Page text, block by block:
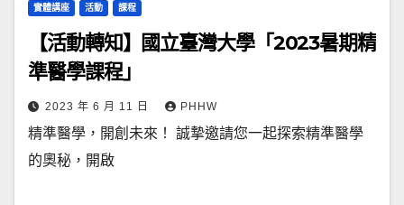
實體講座 活動 課程
【活動轉知】國立臺灣大學「2023暑期精
準醫學課程」
2023 年 6 月 11 日 PHHW
精準醫學，開創未來！ 誠摯邀請您一起探索精準醫學
的奧秘，開啟